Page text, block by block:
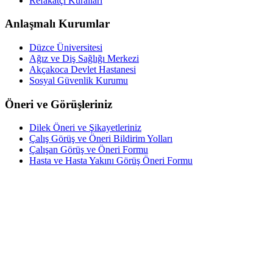
Anlaşmalı Kurumlar
Düzce Üniversitesi
Ağız ve Diş Sağlığı Merkezi
Akçakoca Devlet Hastanesi
Sosyal Güvenlik Kurumu
Öneri ve Görüşleriniz
Dilek Öneri ve Şikayetleriniz
Çalış Görüş ve Öneri Bildirim Yolları
Çalışan Görüş ve Öneri Formu
Hasta ve Hasta Yakını Görüş Öneri Formu